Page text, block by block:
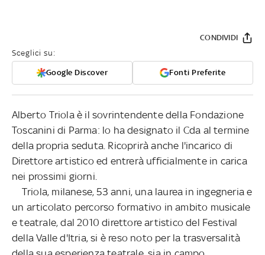
Sceglici su:
Google Discover Fonti Preferite
CONDIVIDI
Alberto Triola è il sovrintendente della Fondazione
Toscanini di Parma: lo ha designato il Cda al termine
della propria seduta. Ricoprirà anche l'incarico di
Direttore artistico ed entrerà ufficialmente in carica
nei prossimi giorni.
Triola, milanese, 53 anni, una laurea in ingegneria e
un articolato percorso formativo in ambito musicale
e teatrale, dal 2010 direttore artistico del Festival
della Valle d'Itria, si è reso noto per la trasversalità